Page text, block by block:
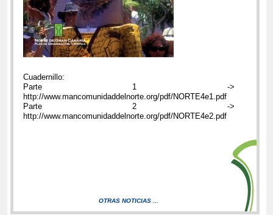
Cuadernillo:
Parte 1 ->
http://www.mancomunidaddelnorte.org/pdf/NORTE4e1.pdf
Parte 2 ->
http://www.mancomunidaddelnorte.org/pdf/NORTE4e2.pdf
OTRAS NOTICIAS ...